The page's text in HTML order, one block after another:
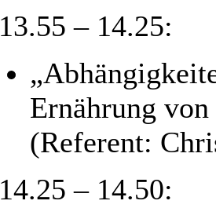
13.55 – 14.25:
Ernährung
(Referent:
14.25 – 14.50: